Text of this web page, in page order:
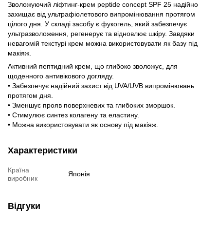
Зволожуючий ліфтинг-крем peptide concept SPF 25 надійно
захищає від ультрафіолетового випромінювання протягом
цілого дня. У складі засобу є фукогель, який забезпечує
ультразволоження, регенерує та відновлює шкіру. Завдяки
невагомій текстурі крем можна використовувати як базу під
макіяж.
Активний пептидний крем, що глибоко зволожує, для
щоденного антивікового догляду.
• Забезпечує надійний захист від UVA/UVB випромінювань
протягом дня.
• Зменшує прояв поверхневих та глибоких зморшок.
• Стимулює синтез колагену та еластину.
• Можна використовувати як основу під макіяж.
Характеристики
Країна
виробник
Японія
Відгуки